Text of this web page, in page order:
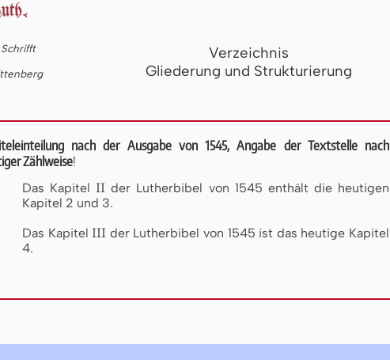
Verzeichnis
Gliederung und Strukturierung
nach der Ausgabe von 1545, Angabe der Textstelle nach
Zählweise!
Das KapitelII der Lutherbibel von 1545 enthält die heutigen
Kapitel 2 und 3.
Das KapitelIII der Lutherbibel von 1545 ist das heutige Kapitel
4.